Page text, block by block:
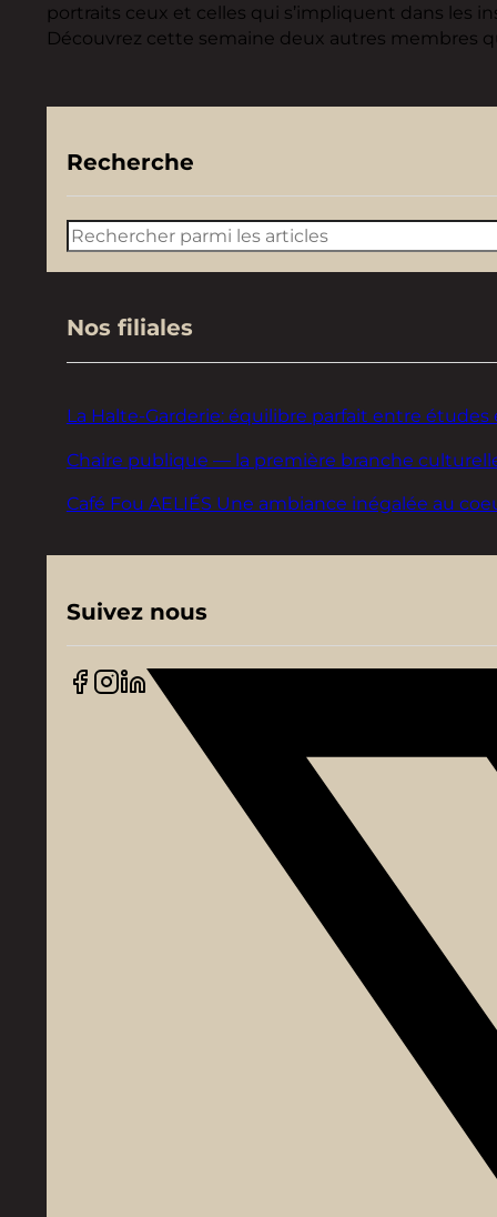
portraits ceux et celles qui s’impliquent dans les
Découvrez cette semaine deux autres membres
Recherche
Rechercher
Nos filiales
La Halte-Garderie: équilibre parfait entre
Chaire publique — la première branche culturelle
Café Fou AELIÉS Une ambiance inégalée au
Suivez nous